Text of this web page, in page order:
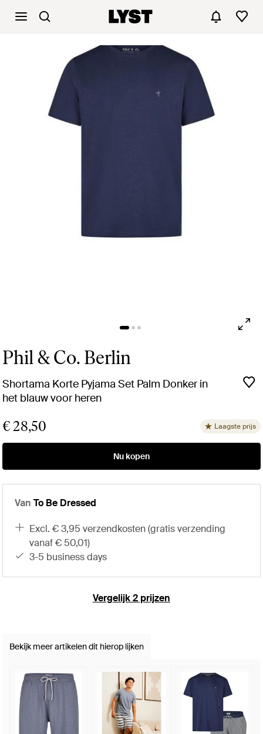
Phil & Co. Berlin
Shortama Korte Pyjama Set Palm Donker in
het blauw voor heren
€ 28,50 Laagste prijs
Nu kopen
Van To Be Dressed
excl. € 3,95 verzendkosten (gratis verzending
vanaf € 50,01)
3-5 business days
Vergelijk 2 prijzen
Bekijk meer artikelen dit hierop lijken